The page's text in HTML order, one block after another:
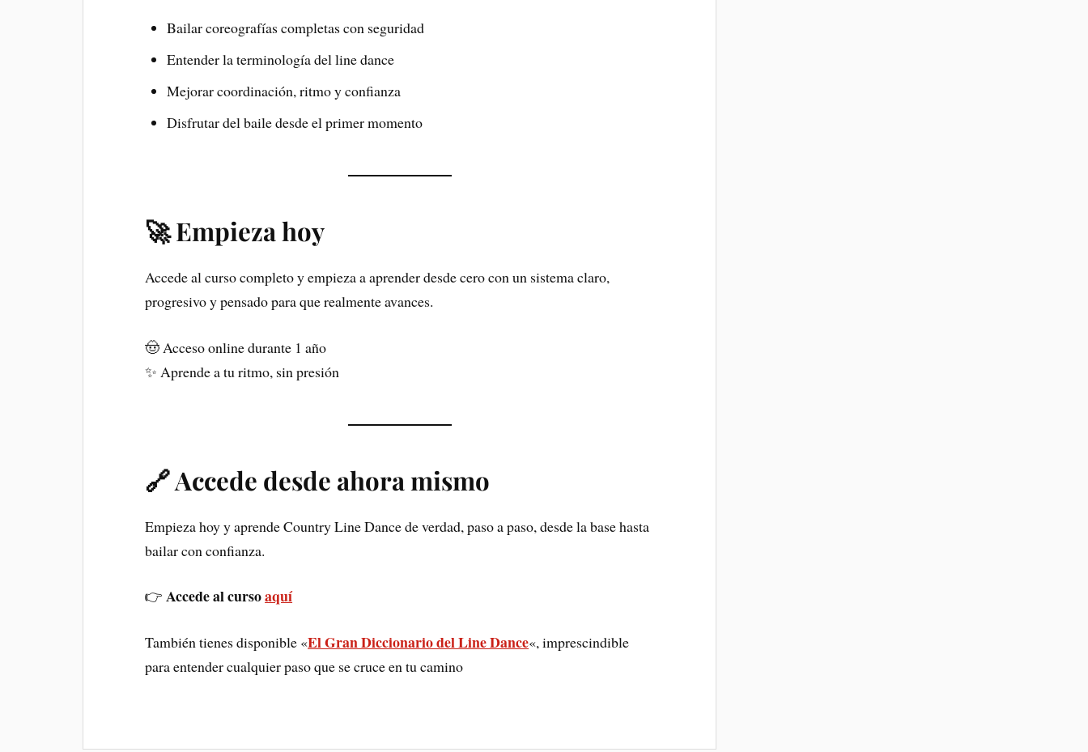
Bailar coreografías completas con seguridad
Entender la terminología del line dance
Mejorar coordinación, ritmo y confianza
Disfrutar del baile desde el primer momento
🚀 Empieza hoy
Accede al curso completo y empieza a aprender desde cero con un sistema claro,
progresivo y pensado para que realmente avances.
🤠 Acceso online durante 1 año
✨ Aprende a tu ritmo, sin presión
🔗 Accede desde ahora mismo
Empieza hoy y aprende Country Line Dance de verdad, paso a paso, desde la base hasta
bailar con confianza.
👉Accede al cursoaquí
También tienes disponible «El Gran Diccionario del Line Dance«, imprescindible
para entender cualquier paso que se cruce en tu camino